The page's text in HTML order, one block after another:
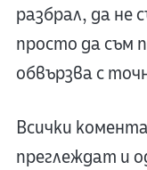
разбрал, да не
просто да съм
обвързва с
Всички
преглеждат и